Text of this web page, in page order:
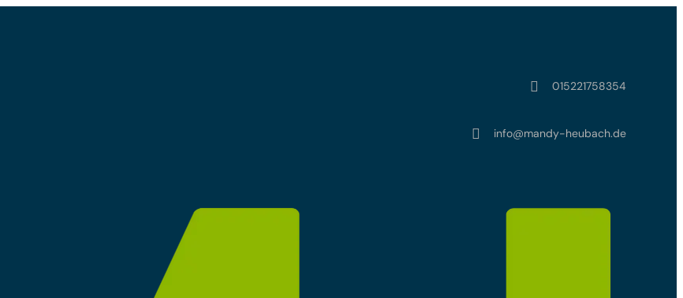
 015221758354
 info@mandy-heubach.de